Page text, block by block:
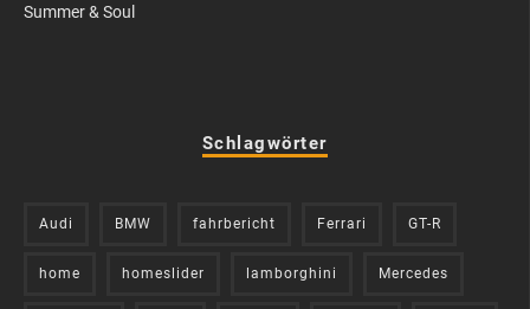
Summer & Soul
Schlagwörter
Audi BMW fahrbericht Ferrari GT-R
home homeslider lamborghini Mercedes